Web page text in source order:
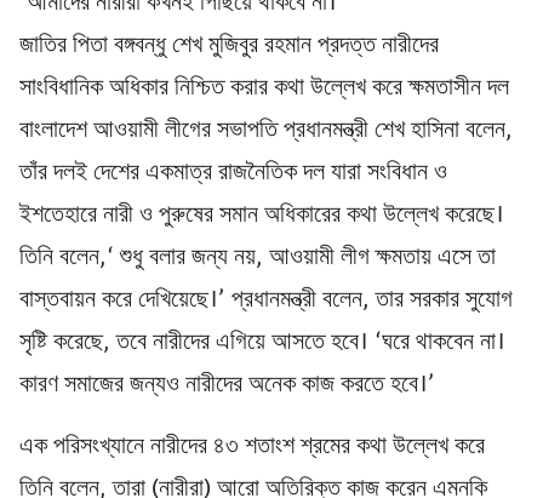
জাতির পিতা বঙ্গবন্ধু শেখ মুজিবুর রহমান প্রদত্ত নারীদের
সাংবিধানিক অধিকার নিশ্চিত করার কথা উল্লেখ করে ক্ষমতাসীন দল
বাংলাদেশ আওয়ামী লীগের সভাপতি প্রধানমন্ত্রী শেখ হাসিনা বলেন,
তাঁর দলই দেশের একমাত্র রাজনৈতিক দল যারা সংবিধান ও
ইশতেহারে নারী ও পুরুষের সমান অধিকারের কথা উল্লেখ করেছে।
তিনি বলেন,‘ শুধু বলার জন্য নয়, আওয়ামী লীগ ক্ষমতায় এসে তা
বাস্তবায়ন করে দেখিয়েছে।’ প্রধানমন্ত্রী বলেন, তার সরকার সুযোগ
সৃষ্টি করেছে, তবে নারীদের এগিয়ে আসতে হবে। ‘ঘরে থাকবেন না।
কারণ সমাজের জন্যও নারীদের অনেক কাজ করতে হবে।’
এক পরিসংখ্যানে নারীদের ৪৩ শতাংশ শ্রমের কথা উল্লেখ করে
তিনি বলেন, তারা (নারীরা) আরো অতিরিক্ত কাজ করেন এমনকি